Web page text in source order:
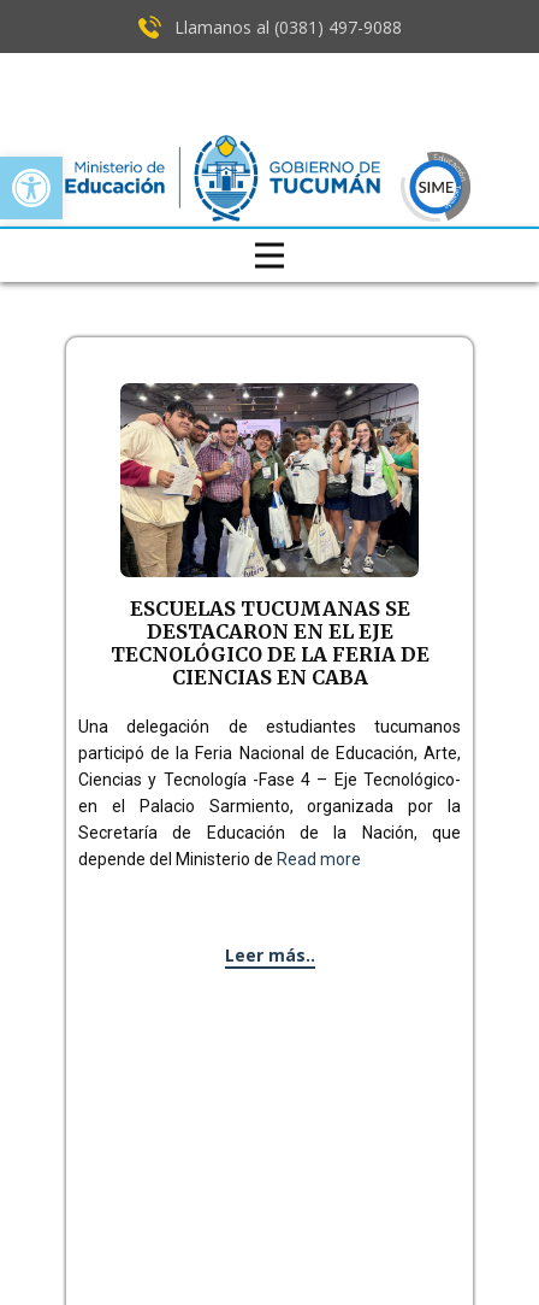
Open toolbar
Llamanos al (0381) ​497-9088
ESCUELAS TUCUMANAS SE
DESTACARON EN EL EJE
TECNOLÓGICO DE LA FERIA DE
CIENCIAS EN CABA
Una delegación de estudiantes tucumanos
participó de la Feria Nacional de Educación, Arte,
Ciencias y Tecnología -Fase 4 – Eje Tecnológico-
en el Palacio Sarmiento, organizada por la
Secretaría de Educación de la Nación, que
depende del Ministerio de Read more
Leer más..